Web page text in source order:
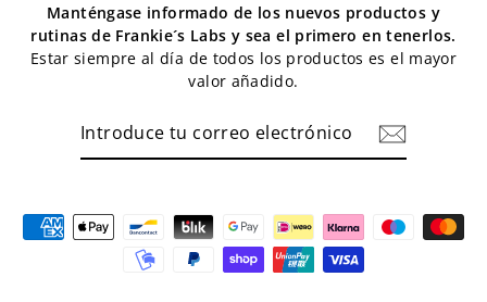
Manténgase informado de los nuevos productos y
rutinas de Frankie´s Labs y sea el primero en tenerlos.
Estar siempre al día de todos los productos es el mayor
valor añadido.
CORREO